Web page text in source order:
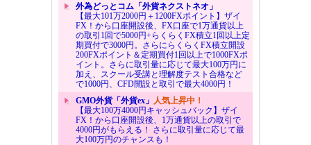
外為どっとコム「外貨ネクストネオ」
【最大101万2000円＋1200FXポイント】ザイ
FX！から口座開設後、FX口座で1万通貨以上
の取引1回で5000円+らくらくFX積立1回以上定
期買付で3000円。さらにらくらくFX積立開設
200FXポイント＆定期買付1回以上で1000FXポ
イント。さらに取引量に応じて最大100万円に
加え、スクール受講と理解度テスト合格など
で1000円、CFD開設と取引で最大4000円！
GMO外貨「外貨ex」 人気上昇中！
【最大100万4000円キャッシュバック】ザイ
FX！から口座開設後、1万通貨以上の取引で
4000円がもらえる！ さらに取引量に応じて最
大100万円のチャンスも！